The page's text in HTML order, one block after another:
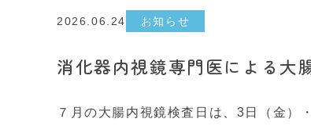
2026.06.24 お知らせ
消化器内視鏡専門医による大
７月の大腸内視鏡検査日は、3日（金）